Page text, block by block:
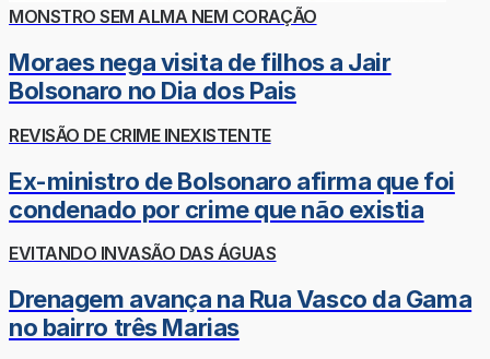
MONSTRO SEM ALMA NEM CORAÇÃO
Moraes nega visita de filhos a Jair
Bolsonaro no Dia dos Pais
REVISÃO DE CRIME INEXISTENTE
Ex-ministro de Bolsonaro afirma que foi
condenado por crime que não existia
EVITANDO INVASÃO DAS ÁGUAS
Drenagem avança na Rua Vasco da Gama
no bairro três Marias